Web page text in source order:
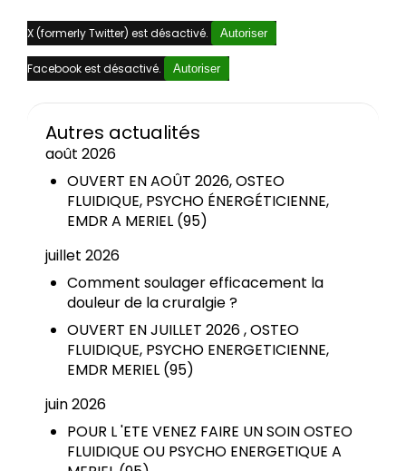
X (formerly Twitter) est désactivé. Autoriser
Facebook est désactivé. Autoriser
Autres actualités
août 2026
OUVERT EN AOÛT 2026, OSTEO
FLUIDIQUE, PSYCHO ÉNERGÉTICIENNE,
EMDR A MERIEL (95)
juillet 2026
Comment soulager efficacement la
douleur de la cruralgie ?
OUVERT EN JUILLET 2026 , OSTEO
FLUIDIQUE, PSYCHO ENERGETICIENNE,
EMDR MERIEL (95)
juin 2026
POUR L 'ETE VENEZ FAIRE UN SOIN OSTEO
FLUIDIQUE OU PSYCHO ENERGETIQUE A